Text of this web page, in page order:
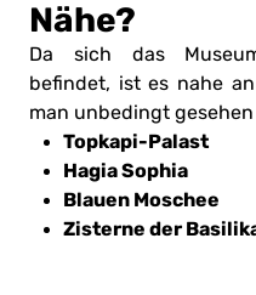
Nähe?
Da sich das
befindet, ist es nahe
man unbedingt
Topkapi-Palast
Hagia Sophia
Blauen Moschee
Zisterne der